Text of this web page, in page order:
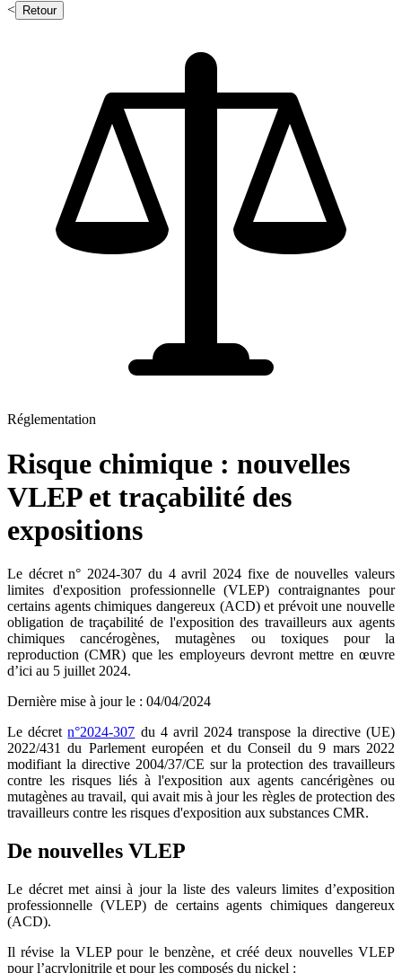
<
Retour
Réglementation
Risque chimique : nouvelles
VLEP et traçabilité des
expositions
Le décret n° 2024-307 du 4 avril 2024 fixe de nouvelles valeurs
limites d'exposition professionnelle (VLEP) contraignantes pour
certains agents chimiques dangereux (ACD) et prévoit une nouvelle
obligation de traçabilité de l'exposition des travailleurs aux agents
chimiques cancérogènes, mutagènes ou toxiques pour la
reproduction (CMR) que les employeurs devront mettre en œuvre
d’ici au 5 juillet 2024.
Dernière mise à jour le : 04/04/2024
Le décretn°2024-307 du 4 avril 2024 transpose la directive (UE)
2022/431 du Parlement européen et du Conseil du 9 mars 2022
modifiant la directive 2004/37/CE sur la protection des travailleurs
contre les risques liés à l'exposition aux agents cancérigènes ou
mutagènes au travail, qui avait mis à jour les règles de protection des
travailleurs contre les risques d'exposition aux substances CMR.
De nouvelles VLEP
Le décret met ainsi à jour la liste des valeurs limites d’exposition
professionnelle (VLEP) de certains agents chimiques dangereux
(ACD).
Il révise la VLEP pour le benzène, et créé deux nouvelles VLEP
pour l’acrylonitrile et pour les composés du nickel :